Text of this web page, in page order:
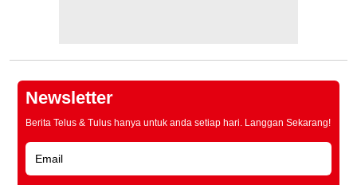
Newsletter
Berita Telus & Tulus hanya untuk anda setiap hari. Langgan Sekarang!